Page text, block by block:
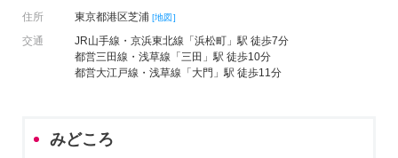
住所
東京都港区芝浦 [地図]
交通
JR山手線・京浜東北線「浜松町」駅 徒歩7分
都営三田線・浅草線「三田」駅 徒歩10分
都営大江戸線・浅草線「大門」駅 徒歩11分
みどころ